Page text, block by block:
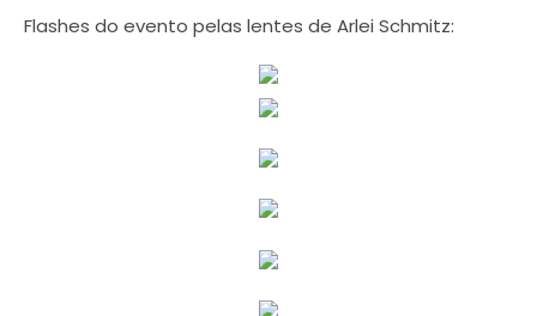
Flashes do evento pelas lentes de Arlei Schmitz: